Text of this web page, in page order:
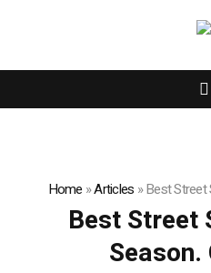
Home »Articles »Best Street
Best Street